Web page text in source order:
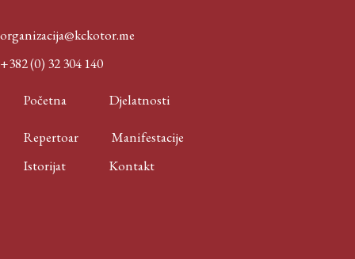
organizacija@kckotor.me
+382 (0) 32 304 140
Početna Djelatnosti
Repertoar
Manifestacije
Istorijat
Kontakt